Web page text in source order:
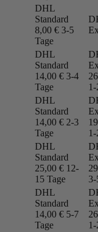
DHL
Standard
8,00 € 3-5
Tage
DHL
Standard
14,00 € 3-4
Tage
1-
DHL
Standard
14,00 € 2-3
Tage
1-
DHL
Standard
25,00 € 12-
15 Tage
3-
DHL
Standard
14,00 € 5-7
Tage
1-